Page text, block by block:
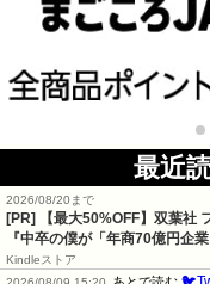
最近
2026/08/20まで
[PR]
【最大50%OFF】双葉社
『中卒の僕が「年商70億円企
Kindleストア